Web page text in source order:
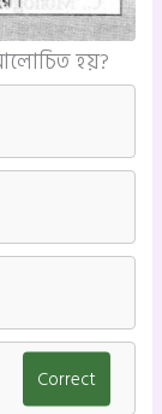
হয়?
Correct